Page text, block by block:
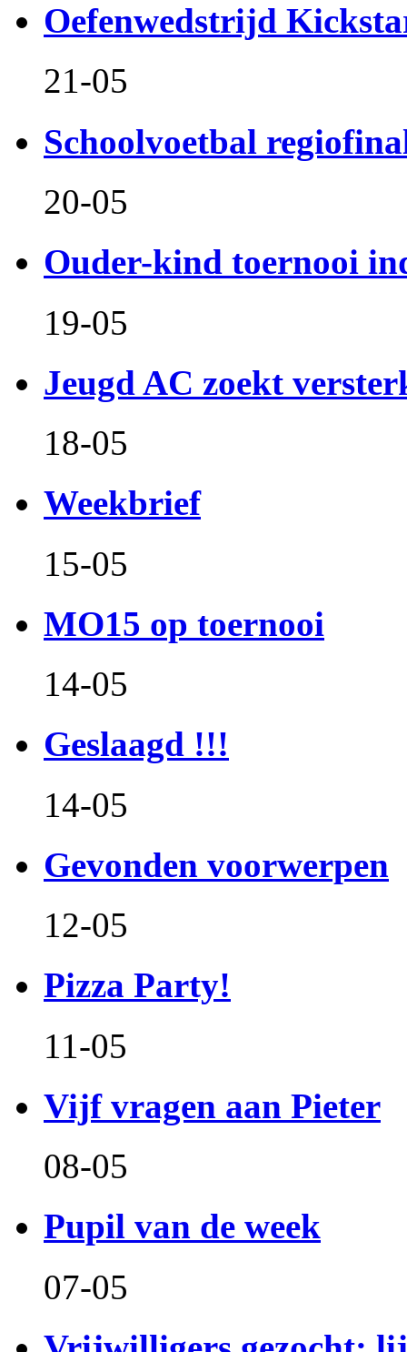
Oefenwedstrijd
21-05
Schoolvoetbal
20-05
Ouder-kind toernooi
19-05
Jeugd AC zoekt
18-05
Weekbrief
15-05
MO15 op toernooi
14-05
Geslaagd !!!
14-05
Gevonden voorwerpen
12-05
Pizza Party!
11-05
Vijf vragen aan Pieter
08-05
Pupil van de week
07-05